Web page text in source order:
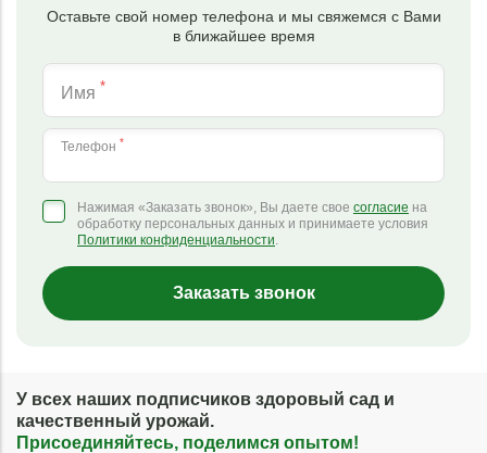
Оставьте свой номер телефона и мы свяжемся с Вами
в ближайшее время
Имя *
Телефон *
Нажимая «Заказать звонок», Вы даете свое согласие на
обработку персональных данных и принимаете условия
Политики конфиденциальности.
Заказать звонок
У всех наших подписчиков здоровый сад и
качественный урожай.
Присоединяйтесь, поделимся опытом!